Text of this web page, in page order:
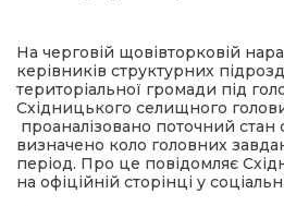
На черговій щовівторковій
керівників структурних
територіальної громади під
Східницького селищного
проаналізовано поточний стан
визначено коло головних
період. Про це повідомляє
на офіційній сторінці у